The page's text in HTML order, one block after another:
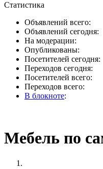
Статистика
Объявлений всего:
Объявлений сегодня:
На модерации:
Опубликованы:
Посетителей сегодня:
Переходов сегодня:
Посетителей всего:
Переходов всего:
В блокноте:
Мебель по